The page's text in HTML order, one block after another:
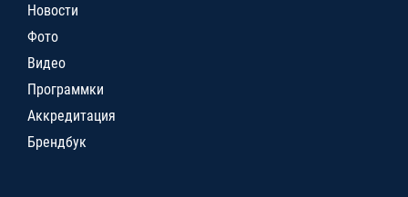
Новости
Фото
Видео
Программки
Аккредитация
Брендбук